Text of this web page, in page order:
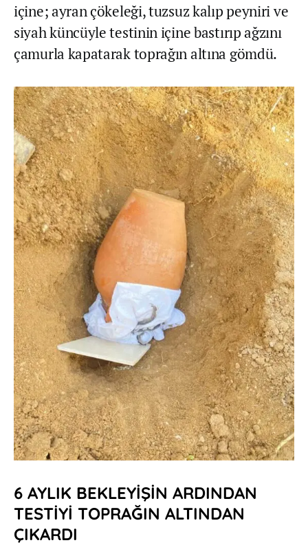
içine; ayran çökeleği, tuzsuz kalıp peyniri ve
siyah küncüyle testinin içine bastırıp ağzını
çamurla kapatarak toprağın altına gömdü.
6 AYLIK BEKLEYİŞİN ARDINDAN
TESTİYİ TOPRAĞIN ALTINDAN
ÇIKARDI